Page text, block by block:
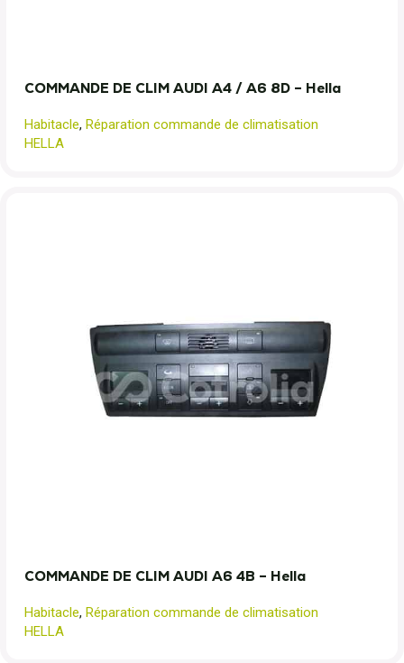
COMMANDE DE CLIM AUDI A4 / A6 8D – Hella
Habitacle, Réparation commande de climatisation
HELLA
COMMANDE DE CLIM AUDI A6 4B – Hella
Habitacle, Réparation commande de climatisation
HELLA